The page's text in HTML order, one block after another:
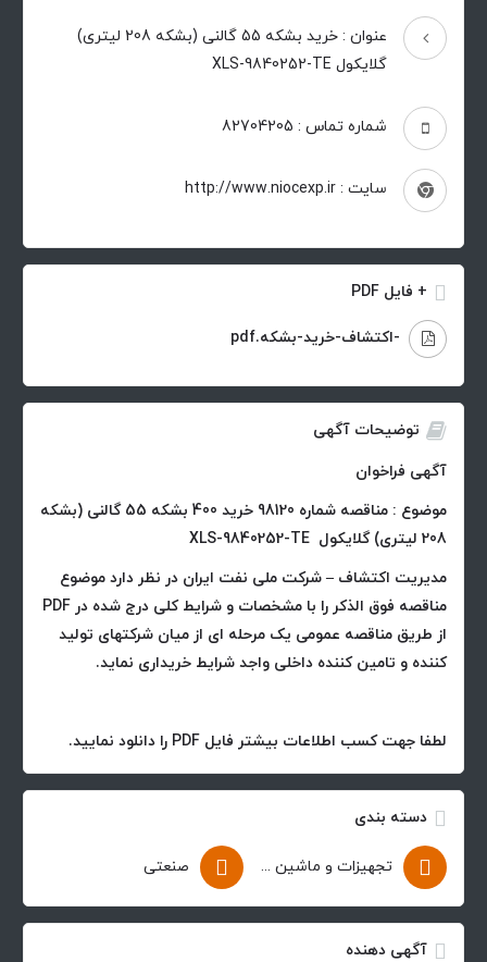
عنوان : خرید بشکه 55 گالنی (بشکه 208 لیتری)
گلایکول XLS-9840252-TE
شماره تماس : 82704205
سایت : http://www.niocexp.ir
+ فایل PDF
-اکتشاف-خرید-بشکه.pdf
توضیحات آگهی
آگهی فراخوان
موضوع : مناقصه شماره 98120 خرید 400 بشکه 55 گالنی (بشکه
208 لیتری) گلایکول XLS-9840252-TE
مدیریت اکتشاف – شرکت ملی نفت ایران در نظر دارد موضوع
مناقصه فوق الذکر را با مشخصات و شرایط کلی درج شده در PDF
از طریق مناقصه عمومی یک مرحله ای از میان شرکتهای تولید
کننده و تامین کننده داخلی واجد شرایط خریداری نماید.
لطفا جهت کسب اطلاعات بیشتر فایل PDF را دانلود نمایید.
دسته بندی
تجهیزات و ماشین آلات صنعتی
آگهی دهنده